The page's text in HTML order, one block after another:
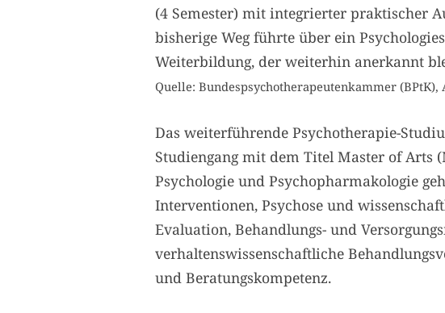
(4 Semester) mit integrierter praktischer
bisherige Weg führte über ein
Weiterbildung, der weiterhin anerkannt
Quelle: Bundespsychotherapeutenkammer
Das weiterführende Psychotherapie-
Studiengang mit dem Titel Master of Arts
Psychologie und Psychopharmakologie
Interventionen, Psychose und
Evaluation, Behandlungs- und
verhaltenswissenschaftliche
und Beratungskompetenz.